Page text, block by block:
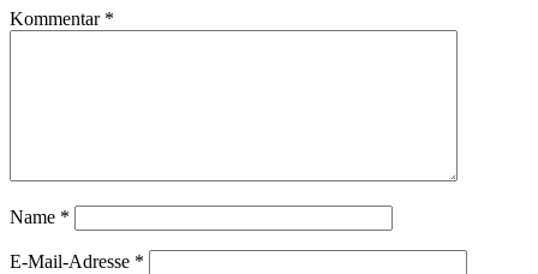
Kommentar *
Name *
E-Mail-Adresse *